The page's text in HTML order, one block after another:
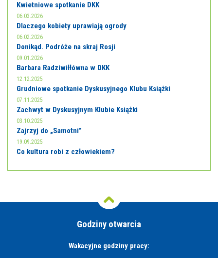
Kwietniowe spotkanie DKK
06.03.2026
Dlaczego kobiety uprawiają ogrody
06.02.2026
Donikąd. Podróże na skraj Rosji
09.01.2026
Barbara Radziwiłłówna w DKK
12.12.2025
Grudniowe spotkanie Dyskusyjnego Klubu Książki
07.11.2025
Zachwyt w Dyskusyjnym Klubie Książki
03.10.2025
Zajrzyj do „Samotni”
19.09.2025
Co kultura robi z człowiekiem?
Godziny otwarcia
Wakacyjne godziny pracy: